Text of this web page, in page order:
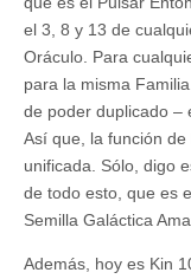
el 3, 8 y 13 de
Oráculo. Para
para la misma
de poder duplicado –
Así que, la función
unificada. Sólo, digo
de todo esto, que es
Semilla Galáctica
Además, hoy es Kin